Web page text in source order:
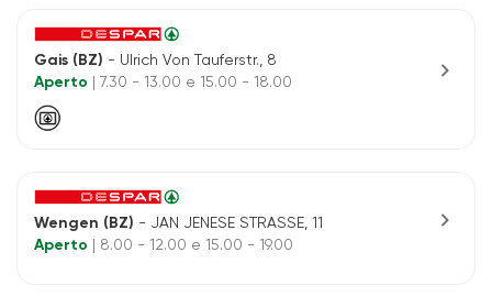
Gais (BZ) - Ulrich Von Tauferstr., 8
Aperto
| 7.30 - 13.00 e 15.00 - 18.00 chevron_right
Wengen (BZ) - JAN JENESE STRASSE, 11
Aperto
| 8.00 - 12.00 e 15.00 - 19.00
chevron_right